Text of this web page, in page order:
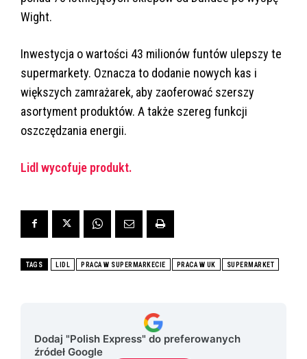
Wight.
Inwestycja o wartości 43 milionów funtów ulepszy te
supermarkety. Oznacza to dodanie nowych kas i
większych zamrażarek, aby zaoferować szerszy
asortyment produktów. A także szereg funkcji
oszczędzania energii.
Lidl wycofuje produkt.
TAGS LIDL PRACA W SUPERMARKECIE PRACA W UK SUPERMARKET
Dodaj "Polish Express" do preferowanych
źródeł Google